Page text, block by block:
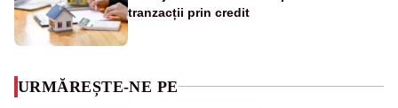
tranzacții prin credit
URMĂREȘTE-NE PE